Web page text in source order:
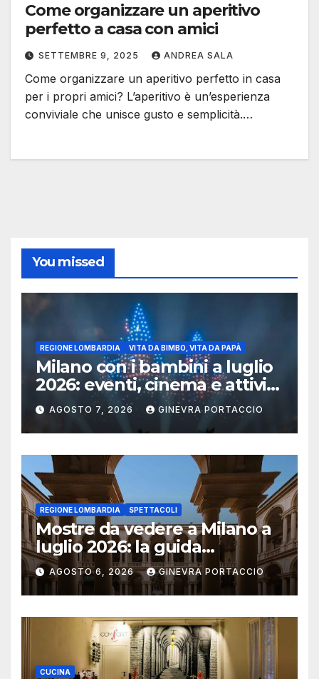
Come organizzare un aperitivo
perfetto a casa con amici
SETTEMBRE 9, 2025 ANDREA SALA
Come organizzare un aperitivo perfetto in casa
per i propri amici? L’aperitivo è un’esperienza
conviviale che unisce gusto e semplicità.…
You missed
REGIONE LOMBARDIA VITA DA BIMBO, VITA DA PAPÀ
Milano con i bambini a luglio
2026: eventi, cinema e attività
per famiglie
AGOSTO 7, 2026 GINEVRA PORTACCIO
REGIONE LOMBARDIA SPETTACOLI
Mostre da vedere a Milano a
luglio 2026: la guida
aggiornata
AGOSTO 6, 2026 GINEVRA PORTACCIO
CUCINA